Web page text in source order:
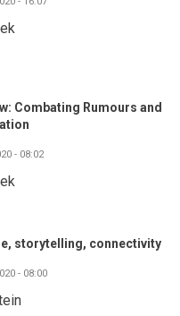
Combating Rumours and
- 08:02
storytelling, connectivity
- 08:00